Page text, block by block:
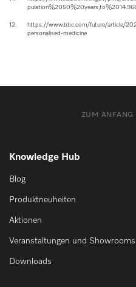
12.
https://www.bbc.com/future/article/
personalised-medicine
ZUM ANFANG
Knowledge Hub
Blog
Produktneuheiten
Aktionen
Veranstaltungen und Showrooms
Downloads